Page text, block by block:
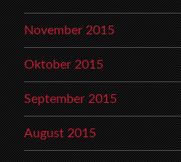
November 2015
Oktober 2015
September 2015
August 2015